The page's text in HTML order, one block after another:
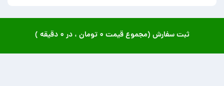
ثبت سفارش (مجموع قیمت ۰ تومان ، در ۰ دقیقه )